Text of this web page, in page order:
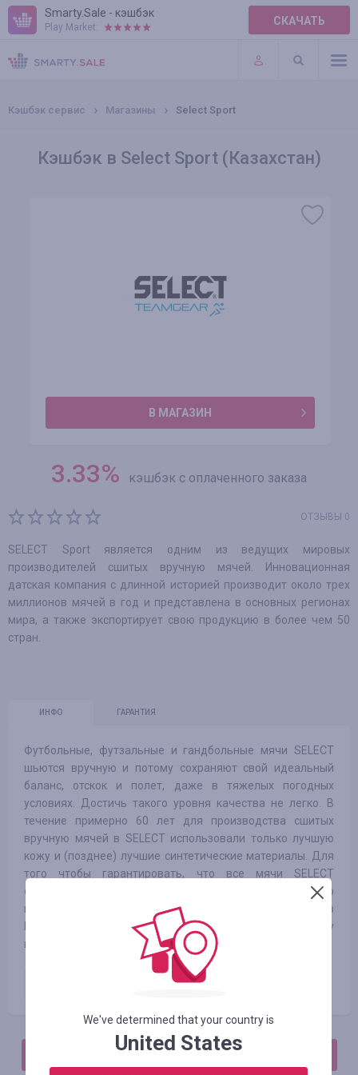
Smarty.Sale - кэшбэк
Play Market: СКАЧАТЬ
ПРАВИЛА
ПЛАГИНЫ
Кэшбэк сервис Магазины Select Sport
Кэшбэк в Select Sport (Казахстан)
В МАГАЗИН
3.33% кэшбэк с оплаченного заказа
ОТЗЫВЫ 0
SELECT Sport является одним из ведущих мировых
производителей сшитых вручную мячей. Инновационная
датская компания с длинной историей производит около трех
миллионов мячей в год и представлена в основных регионах
мира, а также экспортирует свою продукцию в более чем 50
стран.
ИНФО ГАРАНТИЯ
Футбольные, футзальные и гандбольные мячи SELECT
шьются вручную и потому сохраняют свой идеальный
баланс, отскок и полет, даже в тяжелых погодных
условиях. Достичь такого уровня качества не легко. В
течение примерно 60 лет для производства сшитых
вручную мячей в SELECT использовали только лучшую
кожу и (позднее) лучшие синтетические материалы. Для
того чтобы гарантировать, что все мячи SELECT
отвечают требованиям по качеству, они тщательно
проверяются на нашем производственном участке в
Пакистане, а для лучших мячей мы проводим еще одну
инспекцию в Дании.
Оплаченный заказ
We've determined that your country is
United States